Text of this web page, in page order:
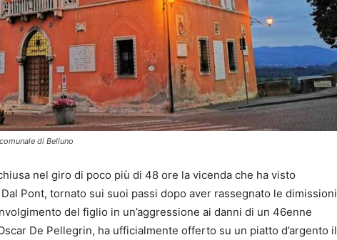
di Belluno
nel giro di poco più di 48 ore la vicenda che ha visto
Pont, tornato sui suoi passi dopo aver rassegnato le dimissioni
del figlio in un’aggressione ai danni di un 46enne
De Pellegrin, ha ufficialmente offerto su un piatto d’argento il